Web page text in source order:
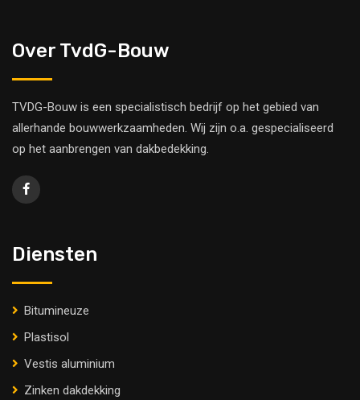
Over TvdG-Bouw
TVDG-Bouw is een specialistisch bedrijf op het gebied van
allerhande bouwwerkzaamheden. Wij zijn o.a. gespecialiseerd
op het aanbrengen van dakbedekking.
Diensten
Bitumineuze
Plastisol
Vestis aluminium
Zinken dakdekking